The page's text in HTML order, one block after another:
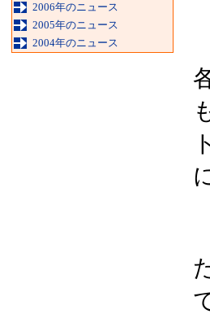
2006年のニュース
2005年のニュース
2004年のニュース